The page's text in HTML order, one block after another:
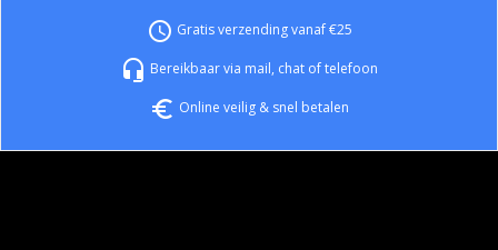
access_time Gratis verzending vanaf €25
headset_mic Bereikbaar via mail, chat of telefoon
euro_symbol Online veilig & snel betalen